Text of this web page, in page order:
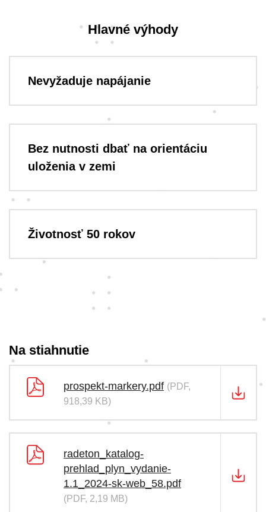
Hlavné výhody
Nevyžaduje napájanie
Bez nutnosti dbať na orientáciu
uloženia v zemi
Životnosť 50 rokov
Na stiahnutie
prospekt-markery.pdf (PDF,
918,39 KB)
radeton_katalog-
prehlad_plyn_vydanie-
1.1_2024-sk-web_58.pdf
(PDF, 2,19 MB)